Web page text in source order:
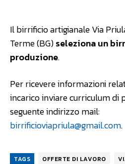
Il birrificio artigianale Via
Terme (BG)seleziona un
produzione.
Per ricevere informazioni
incarico inviare curriculum di
seguente indirizzo mail:
birrificioviapriula@gmail.com.
TAGS OFFERTE DI LAVORO